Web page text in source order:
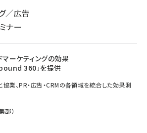
／広告
ナー
マーケティングの効果
360」を提供
協業、PR・広告・CRMの各領域を統合した効果測
部）